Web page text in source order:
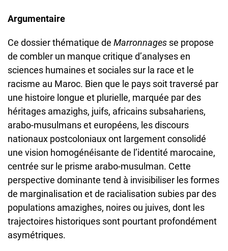
Argumentaire
Ce dossier thématique de Marronnages se propose
de combler un manque critique d’analyses en
sciences humaines et sociales sur la race et le
racisme au Maroc. Bien que le pays soit traversé par
une histoire longue et plurielle, marquée par des
héritages amazighs, juifs, africains subsahariens,
arabo-musulmans et européens, les discours
nationaux postcoloniaux ont largement consolidé
une vision homogénéisante de l’identité marocaine,
centrée sur le prisme arabo-musulman. Cette
perspective dominante tend à invisibiliser les formes
de marginalisation et de racialisation subies par des
populations amazighes, noires ou juives, dont les
trajectoires historiques sont pourtant profondément
asymétriques.